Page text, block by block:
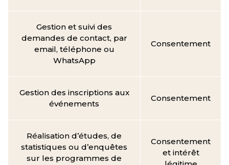
Gestion et suivi des
demandes de contact, par
email, téléphone ou
WhatsApp
Consentement
Gestion des inscriptions aux
événements
Consentement
Réalisation d’études, de
statistiques ou d’enquêtes
sur les programmes de
Consentement
et intérêt